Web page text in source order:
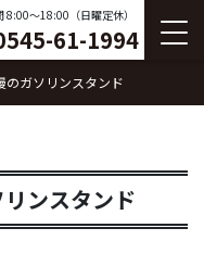
8:00〜18:00（日曜定休）
61-1994
のガソリンスタンド
ンスタンド